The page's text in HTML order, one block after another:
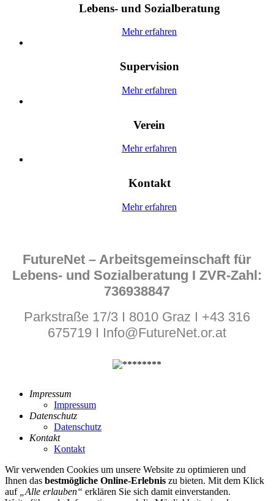
Lebens- und Sozialberatung
Mehr erfahren
Supervision
Mehr erfahren
Verein
Mehr erfahren
Kontakt
Mehr erfahren
FutureNet – Arbeitsgemeinschaft für
Lebens- und Sozialberatung I ZVR-Zahl:
736938847
Parkstraße 17/3 I 8010 Graz I +43 316
675719 I Info@FutureNet.or.at
Impressum
Impressum
Datenschutz
Datenschutz
Kontakt
Kontakt
Wir verwenden Cookies um unsere Website zu optimieren und
Ihnen das bestmögliche Online-Erlebnis zu bieten. Mit dem Klick
auf
„Alle erlauben“ erklären Sie sich damit einverstanden.